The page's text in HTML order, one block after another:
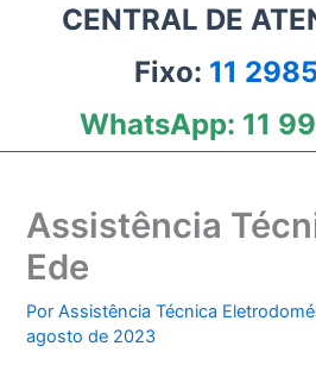
CENTRAL DE
Fixo: 11
WhatsApp: 11
Assistência
Ede
PorAssistência Técnica
agosto de 2023